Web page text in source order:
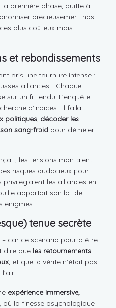
première phase, quitte à
précieusement nos
plus coûteux mais
et rebondissements
pris une tournure intense :
alliances… Chaque
sur un fil tendu. L’enquête
d’indices : il fallait
politiques, décoder les
sang-froid pour démêler
les tensions montaient.
risques audacieux pour
privilégiaient les alliances en
apportait son lot de
énigmes.
tenue secrète
– car ce scénario pourra être
dire que les retournements
, et que la vérité n’était pas
expérience immersive,
, où la finesse psychologique